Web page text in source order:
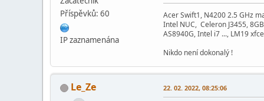
Příspěvků: 60
IP zaznamenána
Acer Swift1, N4200 2.5 GHz
Intel NUC, Celeron J3455,
AS8940G, Intel i7 ..., LM19 xfce
Nikdo není dokonalý !
Le_Ze 22. 02. 2022, 08:25:06